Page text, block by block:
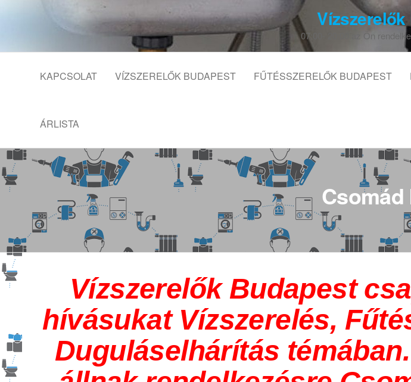
content
07:00- 20:00 az Ön
KAPCSOLAT VÍZSZERELŐK BUDAPEST FŰTÉSSZERELŐK BUDAPEST
ÁRLISTA
Vízszerelők Budapest
hívásukat Vízszerelés,
Duguláselhárítás